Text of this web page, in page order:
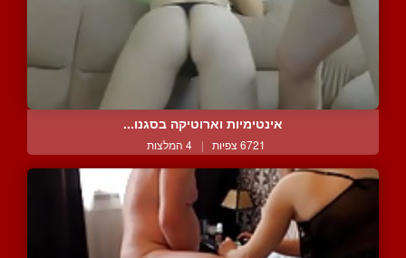
אינטימיות וארוטיקה בסגנו...
6721 צפיות | 4 המלצות